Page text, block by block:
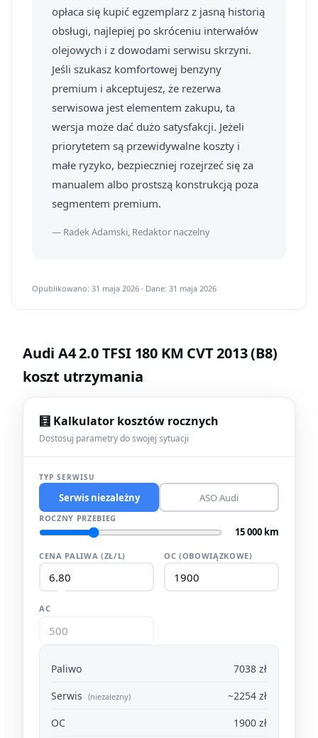
opłaca się kupić egzemplarz z jasną historią
obsługi, najlepiej po skróceniu interwałów
olejowych i z dowodami serwisu skrzyni.
Jeśli szukasz komfortowej benzyny
premium i akceptujesz, że rezerwa
serwisowa jest elementem zakupu, ta
wersja może dać dużo satysfakcji. Jeżeli
priorytetem są przewidywalne koszty i
małe ryzyko, bezpieczniej rozejrzeć się za
manualem albo prostszą konstrukcją poza
segmentem premium.
— Radek Adamski, Redaktor naczelny
Opublikowano: 31 maja 2026 · Dane: 31 maja 2026
Audi A4 2.0 TFSI 180 KM CVT 2013 (B8)
koszt utrzymania
🧮 Kalkulator kosztów rocznych
Dostosuj parametry do swojej sytuacji
TYP SERWISU
Serwis niezależny ASO Audi
ROCZNY PRZEBIEG
15 000 km
CENA PALIWA (ZŁ/L) OC (OBOWIĄZKOWE)
AC
Paliwo
7038 zł
Serwis (niezależny)
~2254 zł
OC
1900 zł